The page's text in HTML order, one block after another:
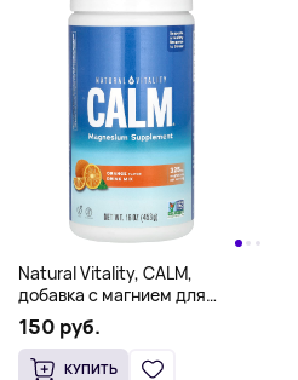
Natural Vitality, CALM,
добавка с магнием для
приготовления напитка, со
вкусом апельсина, 453 г (16
унций)
150 руб.
КУПИТЬ